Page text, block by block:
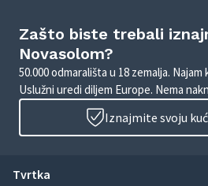
Zašto biste trebali
Novasolom?
50.000 odmarališta u 18 zemalja. Najam
Uslužni uredi diljem Europe. Nema
Iznajmite svoju
Tvrtka